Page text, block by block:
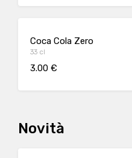
Coca Cola Zero
33 cl
3.00 €
Novità